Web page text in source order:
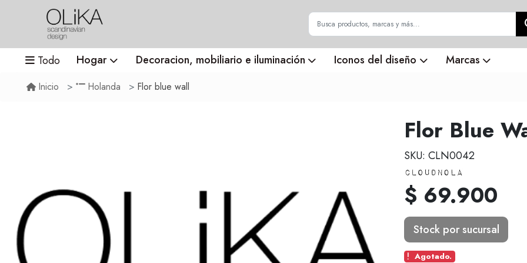
Todo Hogar Decoracion, mobiliario e iluminación Iconos del diseño Marcas
Inicio Holanda Flor blue wall
Flor Blue
SKU: CLN0042
$ 69.900
Stock por sucursal
Agotado.